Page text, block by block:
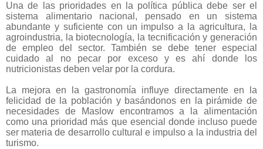
Una de las prioridades en la política pública debe ser el
sistema alimentario nacional, pensado en un sistema
abundante y suficiente con un impulso a la agricultura, la
agroindustria, la biotecnología, la tecnificación y generación
de empleo del sector. También se debe tener especial
cuidado al no pecar por exceso y es ahí donde los
nutricionistas deben velar por la cordura.
La mejora en la gastronomía influye directamente en la
felicidad de la población y basándonos en la pirámide de
necesidades de Maslow encontramos a la alimentación
como una prioridad más que esencial donde incluso puede
ser materia de desarrollo cultural e impulso a la industria del
turismo.